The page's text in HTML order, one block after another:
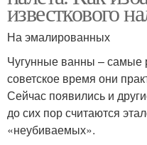
известкового
На эмалированных
Чугунные ванны – самые
советское время они
Сейчас появились и
до сих пор считаются
«неубиваемых».